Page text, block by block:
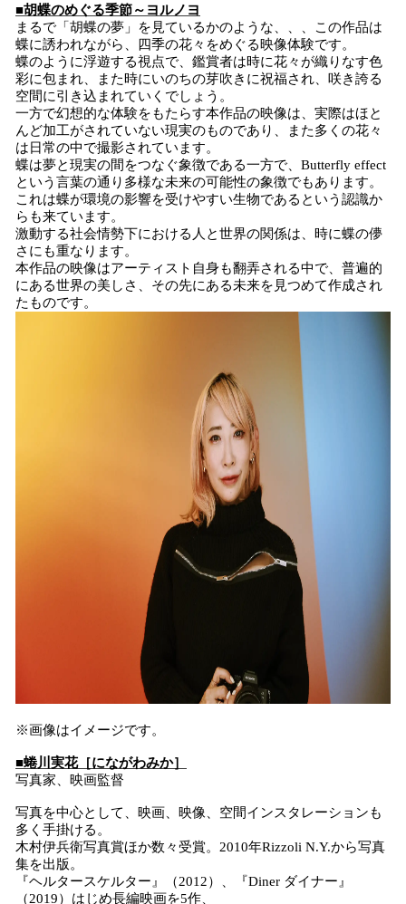
■胡蝶のめぐる季節～ヨルノヨ
まるで「胡蝶の夢」を見ているかのような、、、この作品は
蝶に誘われながら、四季の花々をめぐる映像体験です。
蝶のように浮遊する視点で、鑑賞者は時に花々が織りなす色
彩に包まれ、また時にいのちの芽吹きに祝福され、咲き誇る
空間に引き込まれていくでしょう。
一方で幻想的な体験をもたらす本作品の映像は、実際はほと
んど加工がされていない現実のものであり、また多くの花々
は日常の中で撮影されています。
蝶は夢と現実の間をつなぐ象徴である一方で、Butterfly effect
という言葉の通り多様な未来の可能性の象徴でもあります。
これは蝶が環境の影響を受けやすい生物であるという認識か
らも来ています。
激動する社会情勢下における人と世界の関係は、時に蝶の儚
さにも重なります。
本作品の映像はアーティスト自身も翻弄される中で、普遍的
にある世界の美しさ、その先にある未来を見つめて作成され
たものです。
※画像はイメージです。
■蜷川実花［にながわみか］
写真家、映画監督
写真を中心として、映画、映像、空間インスタレーションも
多く手掛ける。
木村伊兵衛写真賞ほか数々受賞。2010年Rizzoli N.Y.から写真
集を出版。
『ヘルタースケルター』（2012）、『Diner ダイナー』
（2019）はじめ長編映画を5作、